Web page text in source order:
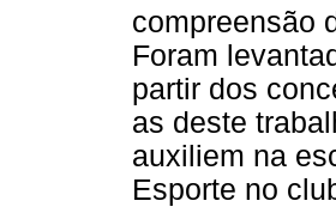
compreensão
Foram
partir dos
as deste
auxiliem na
Esporte no